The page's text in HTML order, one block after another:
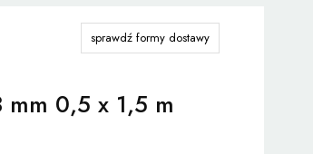
0,5 x 1,5 m
sprawdź formy dostawy